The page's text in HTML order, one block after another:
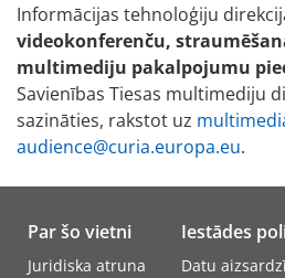
Informācijas tehnoloģiju
videokonferenču,
multimediju pakalpojumu
Savienības Tiesas multimediju
sazināties, rakstot uz
audience@curia.europa.eu.
Par šo vietni
Juridiska atruna
Iestādes
Datu